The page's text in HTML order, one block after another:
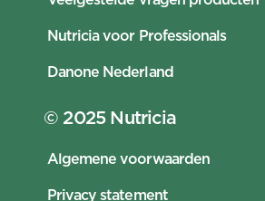
Nutricia voor Professionals
Danone Nederland
© 2025 Nutricia
Algemene voorwaarden
Privacy statement